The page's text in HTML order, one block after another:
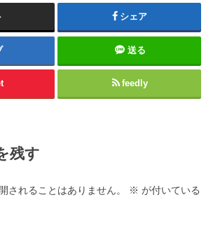
シェア
送る
feedly
残す
されることはありません。 ※ が付いている